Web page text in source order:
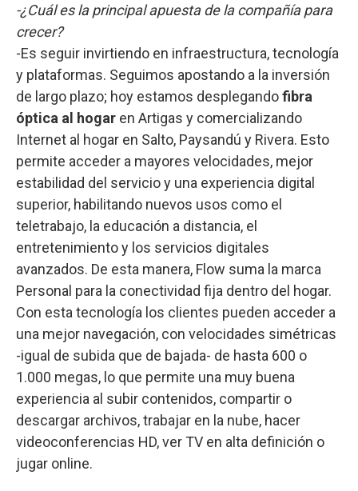
-¿Cuál es la principal apuesta de la compañía para
crecer?
-Es seguir invirtiendo en infraestructura, tecnología
y plataformas. Seguimos apostando a la inversión
de largo plazo; hoy estamos desplegandofibra
óptica al hogar en Artigas y comercializando
Internet al hogar en Salto, Paysandú y Rivera. Esto
permite acceder a mayores velocidades, mejor
estabilidad del servicio y una experiencia digital
superior, habilitando nuevos usos como el
teletrabajo, la educación a distancia, el
entretenimiento y los servicios digitales
avanzados. De esta manera, Flow suma la marca
Personal para la conectividad fija dentro del hogar.
Con esta tecnología los clientes pueden acceder a
una mejor navegación, con velocidades simétricas
-igual de subida que de bajada- de hasta 600 o
1.000 megas, lo que permite una muy buena
experiencia al subir contenidos, compartir o
descargar archivos, trabajar en la nube, hacer
videoconferencias HD, ver TV en alta definición o
jugar online.